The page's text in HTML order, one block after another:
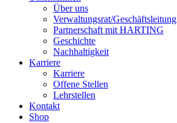
Über uns
Verwaltungsrat/Geschäftsleitung
Partnerschaft mit HARTING
Geschichte
Nachhaltigkeit
Karriere
Karriere
Offene Stellen
Lehrstellen
Kontakt
Shop